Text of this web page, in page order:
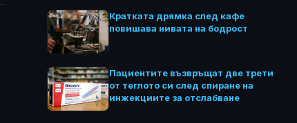
Кратката дрямка след кафе
повишава нивата на бодрост
Пациентите възвръщат две трети
от теглото си след спиране на
инжекциите за отслабване